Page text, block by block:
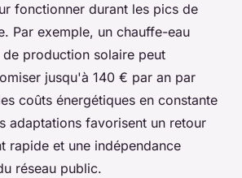
fonctionner durant les pics de
Par exemple, un chauffe-eau
de production solaire peut
jusqu'à 140 € par an par
coûts énergétiques en constante
adaptations favorisent un retour
rapide et une indépendance
réseau public.